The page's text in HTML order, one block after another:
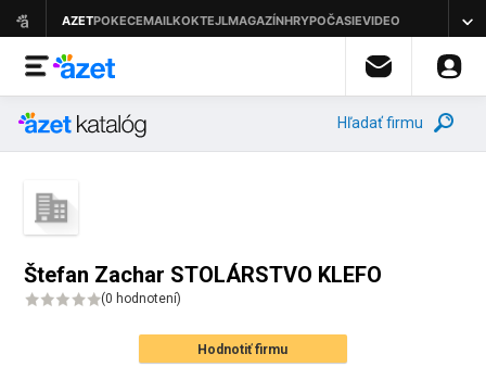
Hľadať firmu
Štefan Zachar STOLÁRSTVO KLEFO
(0 hodnotení)
Hodnotiť firmu